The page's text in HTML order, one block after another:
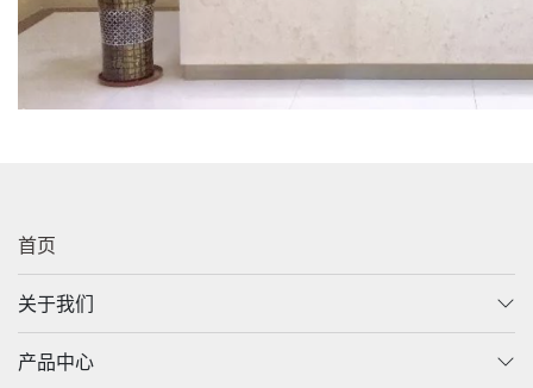
首页
关于我们
产品中心